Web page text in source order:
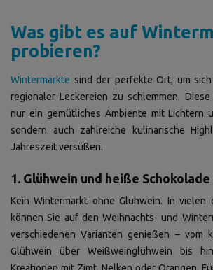
Was gibt es auf
probieren?
Wintermärkte sind der perfekte Ort, um
regionaler Leckereien zu schlemmen.
nur ein gemütliches Ambiente mit Lichtern
sondern auch zahlreiche kulinarische
Jahreszeit versüßen.
1. Glühwein und heiße Schokolade
Kein Wintermarkt ohne Glühwein. In vielen
können Sie auf den Weihnachts- und
verschiedenen Varianten genießen – vom
Glühwein über Weißweinglühwein bis
Kreationen mit Zimt, Nelken oder Orangen.